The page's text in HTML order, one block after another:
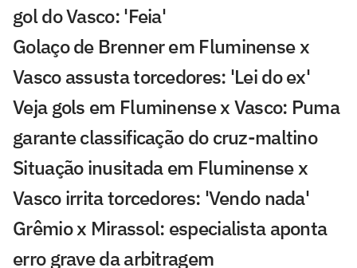
gol do Vasco: 'Feia'
Golaço de Brenner em Fluminense x
Vasco assusta torcedores: 'Lei do ex'
Veja gols em Fluminense x Vasco: Puma
garante classificação do cruz-maltino
Situação inusitada em Fluminense x
Vasco irrita torcedores: 'Vendo nada'
Grêmio x Mirassol: especialista aponta
erro grave da arbitragem